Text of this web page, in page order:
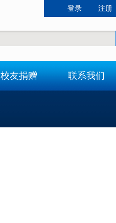
登录 注册
校友捐赠 联系我们